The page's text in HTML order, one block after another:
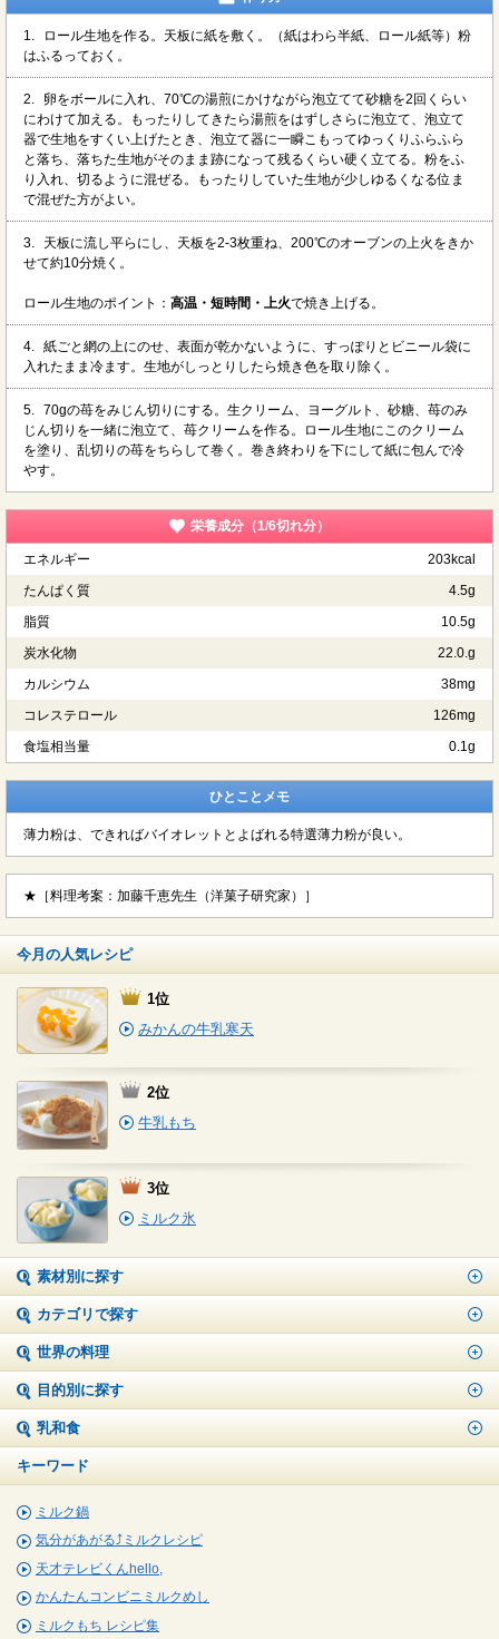
1.
ロール生地を作る。天板に紙を敷く。（紙はわら半紙、ロール紙等）粉
はふるっておく。
2.
卵をボールに入れ、70℃の湯煎にかけながら泡立てて砂糖を2回くらい
にわけて加える。もったりしてきたら湯煎をはずしさらに泡立て、泡立て
器で生地をすくい上げたとき、泡立て器に一瞬こもってゆっくりふらふら
と落ち、落ちた生地がそのまま跡になって残るくらい硬く立てる。粉をふ
り入れ、切るように混ぜる。もったりしていた生地が少しゆるくなる位ま
で混ぜた方がよい。
3.
天板に流し平らにし、天板を2-3枚重ね、200℃のオーブンの上火をきか
せて約10分焼く。
ロール生地のポイント： 高温・短時間・上火で焼き上げる。
4. 紙ごと網の上にのせ、表面が乾かないように、すっぽりとビニール袋に
入れたまま冷ます。生地がしっとりしたら焼き色を取り除く。
5. 70gの苺をみじん切りにする。生クリーム、ヨーグルト、砂糖、苺のみ
じん切りを一緒に泡立て、苺クリームを作る。ロール生地にこのクリーム
を塗り、乱切りの苺をちらして巻く。巻き終わりを下にして紙に包んで冷
やす。
栄養成分（1/6切れ分）
エネルギー
203kcal
たんぱく質
4.5g
脂質
10.5g
炭水化物
22.0.g
カルシウム
38mg
コレステロール
126mg
食塩相当量
0.1g
ひとことメモ
薄力粉は、できればバイオレットとよばれる特選薄力粉が良い。
★［料理考案：加藤千恵先生（洋菓子研究家）］
今月の人気レシピ
1位
みかんの牛乳寒天
2位
牛乳もち
3位
ミルク氷
素材別に探す
カテゴリで探す
世界の料理
目的別に探す
乳和食
キーワード
ミルク鍋
気分があがる⤴ミルクレシピ
天才テレビくんhello,
かんたんコンビニミルクめし
ミルクもち レシピ集